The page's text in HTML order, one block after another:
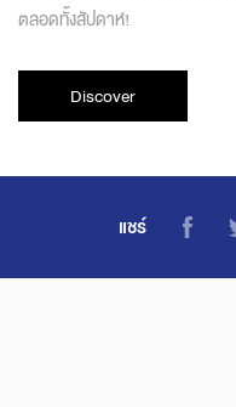
ตลอดทั้งสัปดาห์!
Discover
แชร์